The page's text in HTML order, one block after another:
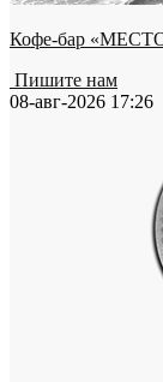
Кофе-бар
Пишите нам
08-авг-2026 17:26